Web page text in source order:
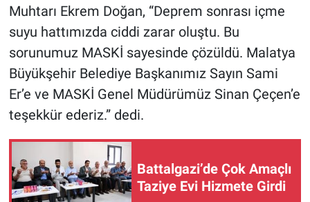
Muhtarı Ekrem Doğan, “Deprem sonrası içme
suyu hattımızda ciddi zarar oluştu. Bu
sorunumuz MASKİ sayesinde çözüldü. Malatya
Büyükşehir Belediye Başkanımız Sayın Sami
Er’e ve MASKİ Genel Müdürümüz Sinan Çeçen’e
teşekkür ederiz.” dedi.
Battalgazi’de Çok Amaçlı
Taziye Evi Hizmete Girdi